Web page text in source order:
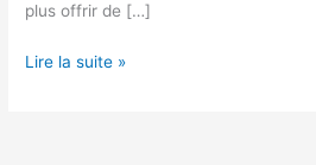
plus offrir de […]
Lire la suite »